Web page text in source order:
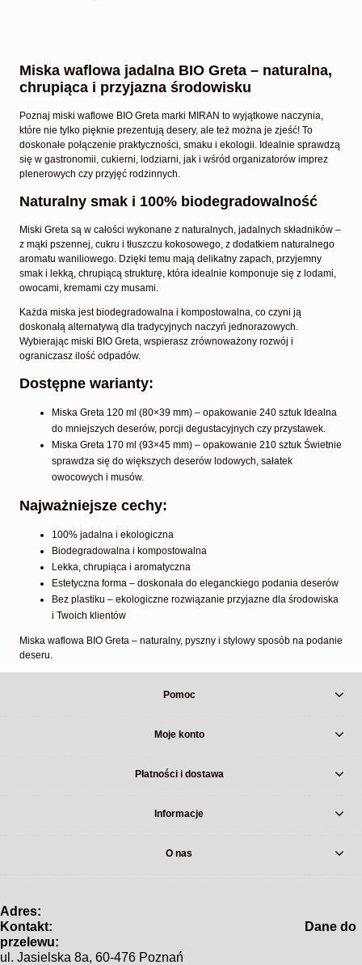
Miska waflowa jadalna BIO Greta – naturalna,
chrupiąca i przyjazna środowisku
Poznaj miski waflowe BIO Greta marki MIRAN to wyjątkowe naczynia,
które nie tylko pięknie prezentują desery, ale też można je zjeść! To
doskonałe połączenie praktyczności, smaku i ekologii. Idealnie sprawdzą
się w gastronomii, cukierni, lodziarni, jak i wśród organizatorów imprez
plenerowych czy przyjęć rodzinnych.
Naturalny smak i 100% biodegradowalność
Miski Greta są w całości wykonane z naturalnych, jadalnych składników –
z mąki pszennej, cukru i tłuszczu kokosowego, z dodatkiem naturalnego
aromatu waniliowego. Dzięki temu mają delikatny zapach, przyjemny
smak i lekką, chrupiącą strukturę, która idealnie komponuje się z lodami,
owocami, kremami czy musami.
Każda miska jest biodegradowalna i kompostowalna, co czyni ją
doskonałą alternatywą dla tradycyjnych naczyń jednorazowych.
Wybierając miski BIO Greta, wspierasz zrównoważony rozwój i
ograniczasz ilość odpadów.
Dostępne warianty:
Miska Greta 120 ml (80×39 mm) – opakowanie 240 sztuk Idealna
do mniejszych deserów, porcji degustacyjnych czy przystawek.
Miska Greta 170 ml (93×45 mm) – opakowanie 210 sztuk Świetnie
sprawdza się do większych deserów lodowych, sałatek
owocowych i musów.
Najważniejsze cechy:
100% jadalna i ekologiczna
Biodegradowalna i kompostowalna
Lekka, chrupiąca i aromatyczna
Estetyczna forma – doskonała do eleganckiego podania deserów
Bez plastiku – ekologiczne rozwiązanie przyjazne dla środowiska
i Twoich klientów
Miska waflowa BIO Greta – naturalny, pyszny i stylowy sposób na podanie
deseru.
Pomoc
Moje konto
Płatności i dostawa
Informacje
O nas
Adres:
Kontakt: Dane do
prze lewu:
ul. Jasielska 8a, 60-476 Poznań